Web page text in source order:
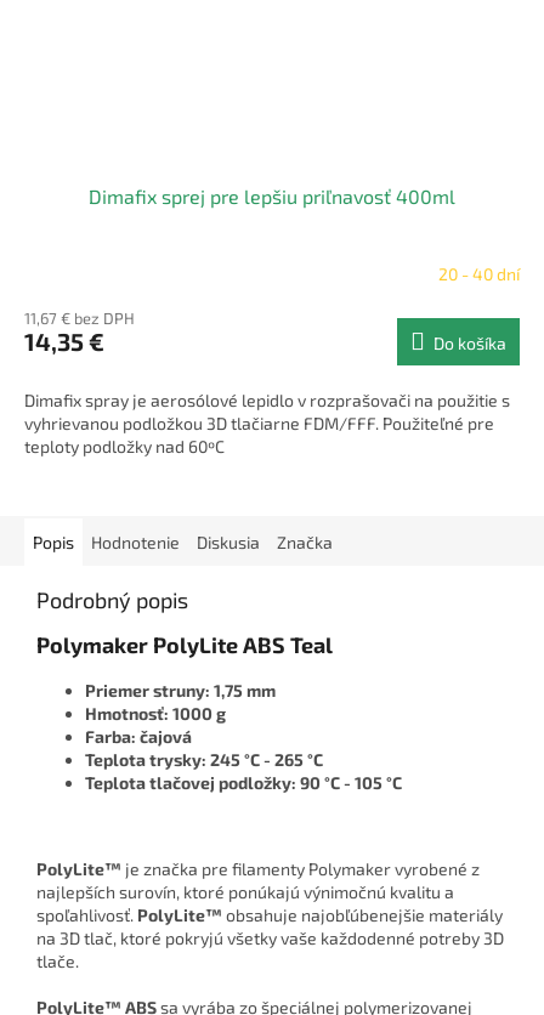
Dimafix sprej pre lepšiu priľnavosť 400ml
20 - 40 dní
11,67 € bez DPH
14,35 € Do košíka
Dimafix spray je aerosólové lepidlo v rozprašovači na použitie s
vyhrievanou podložkou 3D tlačiarne FDM/FFF. Použiteľné pre
teploty podložky nad 60ºC
Popis Hodnotenie Diskusia Značka
Podrobný popis
Polymaker PolyLite ABS Teal
Priemer struny: 1,75 mm
Hmotnosť: 1000 g
Farba: čajová
Teplota trysky: 245 °C - 265 °C
Teplota tlačovej podložky: 90 °C - 105 °C
PolyLite™ je značka pre filamenty Polymaker vyrobené z
najlepších surovín, ktoré ponúkajú výnimočnú kvalitu a
spoľahlivosť. PolyLite™ obsahuje najobľúbenejšie materiály
na 3D tlač, ktoré pokryjú všetky vaše každodenné potreby 3D
tlače.
PolyLite™ ABSsa vyrába zo špeciálnej polymerizovanej